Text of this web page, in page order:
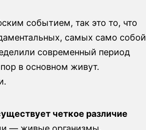
событием, так это то, что
самых само собой
современный период
в основном живут.
четкое различие